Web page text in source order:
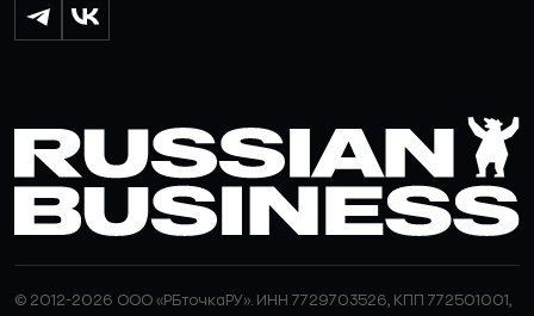
© 2012-2026 ООО «РБточкаРУ». ИНН 7729703526, КПП 772501001,